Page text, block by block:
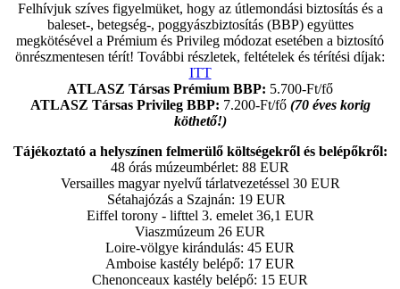
Felhívjuk szíves figyelmüket, hogy az útlemondási biztosítás és a
baleset-, betegség-, poggyászbiztosítás (BBP) együttes
megkötésével a Prémium és Privileg módozat esetében a biztosító
önrészmentesen térít! További részletek, feltételek és térítési díjak:
ITT
ATLASZ Társas Prémium BBP: 5.700-Ft/fő
ATLASZ Társas Privileg BBP: 7.200-Ft/fő (70 éves korig
köthető!)
Tájékoztató a helyszínen felmerülő költségekről és belépőkről:
48 órás múzeumbérlet: 88 EUR
Versailles magyar nyelvű tárlatvezetéssel 30 EUR
Sétahajózás a Szajnán: 19 EUR
Eiffel torony - lifttel 3. emelet 36,1 EUR
Viaszmúzeum 26 EUR
Loire-völgye kirándulás: 45 EUR
Amboise kastély belépő: 17 EUR
Chenonceaux kastély belépő: 15 EUR